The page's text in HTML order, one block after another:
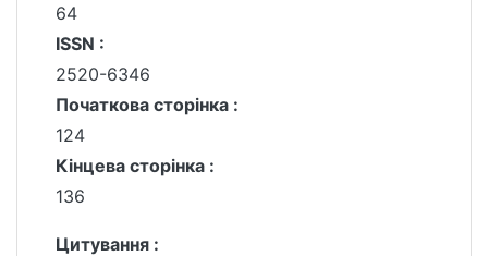
64
ISSN :
2520-6346
Початкова сторінка :
124
Кінцева сторінка :
136
Цитування :